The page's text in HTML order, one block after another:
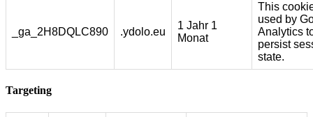
_ga_2H8DQLC890 .ydolo.eu
1 Jahr 1
Monat
This
used by
Analytics
persist
state.
Targeting